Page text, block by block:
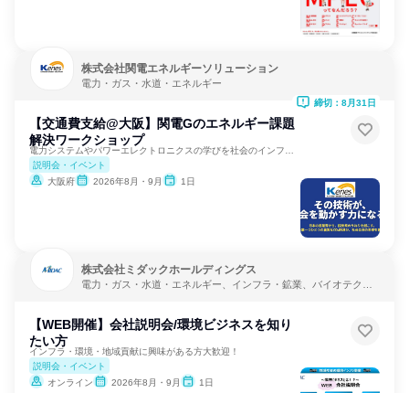
株式会社関電エネルギーソリューション
電力・ガス・水道・エネルギー
【交通費支給@大阪】関電Gのエネルギー課題
解決ワークショップ
説明会・イベント
大阪府
2026年8月・9月 1日
締切：8月31日
株式会社ミダックホールディングス
電力・ガス・水道・エネルギー、インフラ・鉱業、バイオテクノ
【WEB開催】会社説明会/環境ビジネスを知り
たい方
インフラ・環境・地域貢献に興味がある方大歓迎！
説明会・イベント
オンライン
2026年8月・9月 1日